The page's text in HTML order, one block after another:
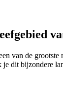
van de
dit bijzondere